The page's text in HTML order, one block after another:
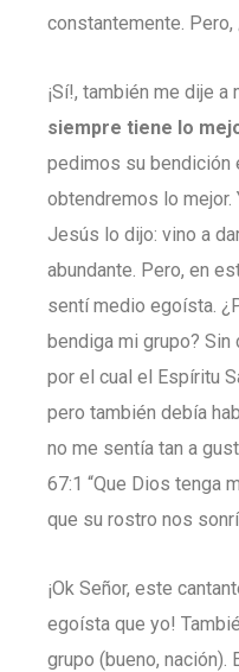
constantemente. Pero,
¡Sí!, también me dije
siempre tiene lo
pedimos su bendición
obtendremos lo mejor.
Jesús lo dijo: vino a
abundante. Pero, en
sentí medio egoísta.
bendiga mi grupo? Sin
por el cual el Espíritu
pero también debía
no me sentía tan a
67:1 “Que Dios tenga
que su rostro nos
¡Ok Señor, este
egoísta que yo!
grupo (bueno, nación).